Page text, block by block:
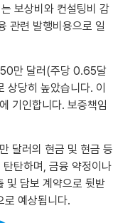
보상비와 컨설팅비 감
관련 발행비용으로 일
만 달러(주당 0.65달
당히 높았습니다. 이
기인합니다. 보증책임
달러의 현금 및 현금 등
탄하며, 금융 약정이나
담보 계약으로 뒷받
예상됩니다.